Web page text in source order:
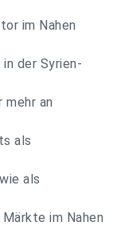
im Nahen
der Syrien-
an
als
als
im Nahen